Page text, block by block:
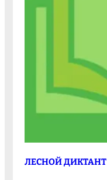
ЛЕСНОЙ ДИКТАНТ